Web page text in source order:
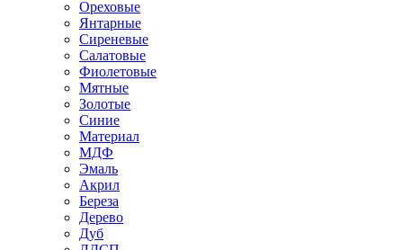
Ореховые
Янтарные
Сиреневые
Салатовые
Фиолетовые
Мятные
Золотые
Синие
Материал
МДФ
Эмаль
Акрил
Береза
Дерево
Дуб